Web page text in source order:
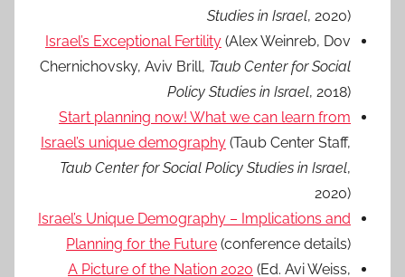
Studies in Israel, 2020)
Israel’s Exceptional Fertility (Alex Weinreb, Dov
Chernichovsky, Aviv Brill, Taub Center for Social
Policy Studies in Israel, 2018)
Start planning now! What we can learn from
Israel’s unique demography (Taub Center Staff,
Taub Center for Social Policy Studies in Israel,
2020)
Israel’s Unique Demography – Implications and
Planning for the Future (conference details)
A Picture of the Nation 2020 (Ed. Avi Weiss,